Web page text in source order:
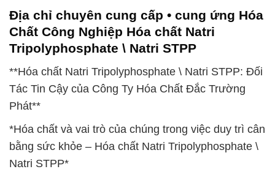
Địa chỉ chuyên cung cấp • cung ứng Hóa
Chất Công Nghiệp Hóa chất Natri
Tripolyphosphate \ Natri STPP
**Hóa chất Natri Tripolyphosphate \ Natri STPP: Đối
Tác Tin Cậy của Công Ty Hóa Chất Đắc Trường
Phát**
*Hóa chất và vai trò của chúng trong việc duy trì cân
bằng sức khỏe – Hóa chất Natri Tripolyphosphate \
Natri STPP*